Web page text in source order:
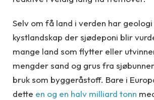
Selv om få land i verden har geologi
kystlandskap der sjødeponi blir
mange land som flytter eller
mengder sand og grus fra
bruk som byggeråstoff. Bare i
dette en og en halv milliard tonn